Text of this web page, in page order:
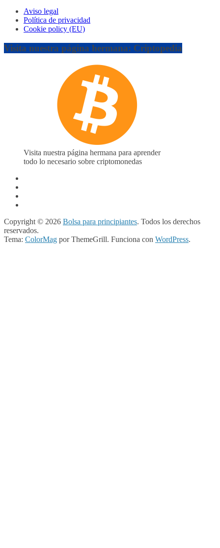
Aviso legal
Política de privacidad
Cookie policy (EU)
Visita nuestra página hermana: Criptopedia
Visita nuestra página hermana para aprender
todo lo necesario sobre criptomonedas
Copyright © 2026 Bolsa para principiantes. Todos los derechos
reservados.
Tema: ColorMag por ThemeGrill. Funciona con WordPress.